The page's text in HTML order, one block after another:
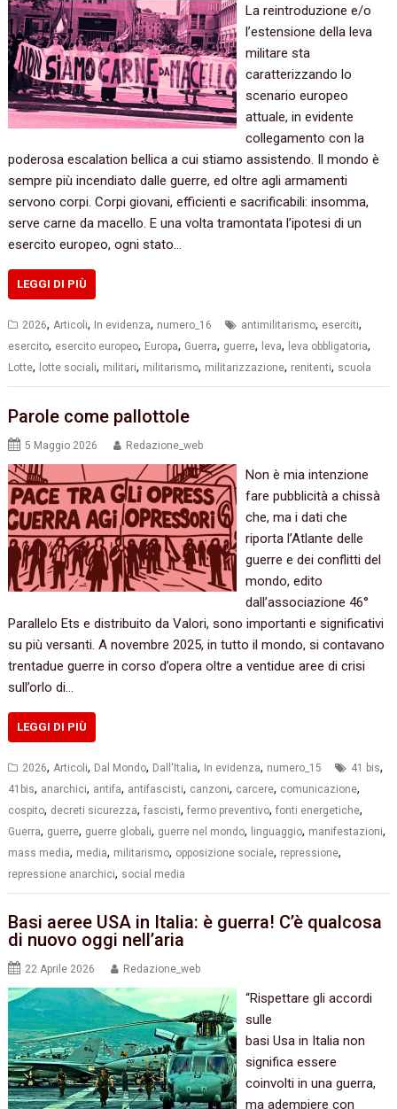
La reintroduzione e/o
l’estensione della leva
militare sta
caratterizzando lo
scenario europeo
attuale, in evidente
collegamento con la
poderosa escalation bellica a cui stiamo assistendo. Il mondo è
sempre più incendiato dalle guerre, ed oltre agli armamenti
servono corpi. Corpi giovani, efficienti e sacrificabili: insomma,
serve carne da macello. E una volta tramontata l’ipotesi di un
esercito europeo, ogni stato…
LEGGI DI PIÙ
2026,Articoli, In evidenza, numero_16 antimilitarismo, eserciti,
esercito, esercito europeo, Europa, Guerra, guerre, leva, leva obbligatoria,
Lotte, lotte sociali, militari, militarismo, militarizzazione, renitenti, scuola
Parole come pallottole
5 Maggio 2026 Redazione_web
Non è mia intenzione
fare pubblicità a chissà
che, ma i dati che
riporta l’Atlante delle
guerre e dei conflitti del
mondo, edito
dall’associazione 46°
Parallelo Ets e distribuito da Valori, sono importanti e significativi
su più versanti. A novembre 2025, in tutto il mondo, si contavano
trentadue guerre in corso d’opera oltre a ventidue aree di crisi
sull’orlo di…
LEGGI DI PIÙ
2026, Articoli, Dal Mondo, Dall'Italia, In evidenza, numero_15 41 bis,
41bis, anarchici, antifa, antifascisti, canzoni, carcere, comunicazione,
cospito, decreti sicurezza,fascisti,fermo preventivo,fonti energetiche,
Guerra, guerre, guerre globali, guerre nel mondo, linguaggio, manifestazioni,
mass media, media, militarismo, opposizione sociale, repressione,
repressione anarchici, social media
Basi aeree USA in Italia: è guerra! C’è qualcosa
di nuovo oggi nell’aria
22 Aprile 2026 Redazione_web
“Rispettare gli accordi
sulle
basi Usa in Italia non
significa essere
coinvolti in una guerra,
ma adempiere con